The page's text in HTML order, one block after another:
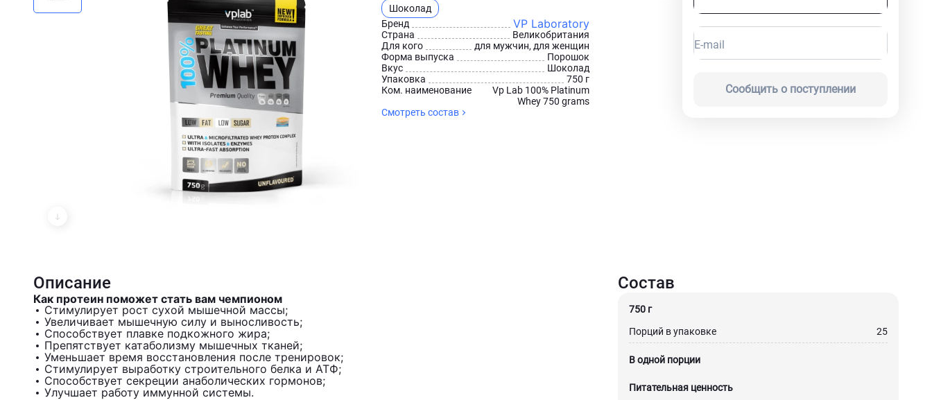
Шоколад
Бренд
VP Laboratory
Страна
Великобритания
Для кого
для мужчин, для женщин
Форма выпуска
Порошок
Вкус
Шоколад
Упаковка
750 г
Ком. наименование
Vp Lab 100% Platinum
Whey 750 grams
Смотреть состав
E-mail
Сообщить о поступлении
Описание Состав
Как протеин поможет стать вам чемпионом
Стимулирует рост сухой мышечной массы;
Увеличивает мышечную силу и выносливость;
Способствует плавке подкожного жира;
Препятствует катаболизму мышечных тканей;
Уменьшает время восстановления после тренировок;
Стимулирует выработку строительного белка и АТФ;
Способствует секреции анаболических гормонов;
Улучшает работу иммунной системы.
750 г
Порций в упаковке
25
В одной порции
Питательная ценность